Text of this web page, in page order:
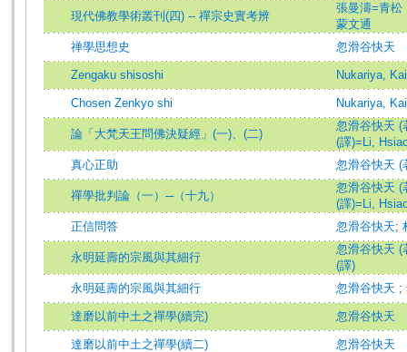
現代佛教學術叢刊(四) -- 禪宗史實考辨
張曼濤=青松
蒙文通
禅學思想史
忽滑谷快天
Zengaku shisoshi Nukariya,
Chosen Zenkyo shi Nukariya,
論「大梵天王問佛決疑經」(一)、(二)
忽滑谷快天 (
(譯)=Li,
真心正助
忽滑谷快天 (
禪學批判論（一）─（十九）
忽滑谷快天 (
(譯)=Li,
正信問答
忽滑谷快天;
永明延壽的宗風與其細行
忽滑谷快天 (
(譯)
永明延壽的宗風與其細行
忽滑谷快天 ;
達磨以前中土之禪學(續完) 忽滑谷快天
達磨以前中土之禪學(續二) 忽滑谷快天